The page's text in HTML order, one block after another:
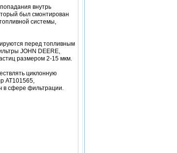
внутрь
был смонтирован
системы,
перед топливным
JOHN DEERE,
размером 2-15 мкм.
циклонную
AT101565,
в сфере фильтрации.